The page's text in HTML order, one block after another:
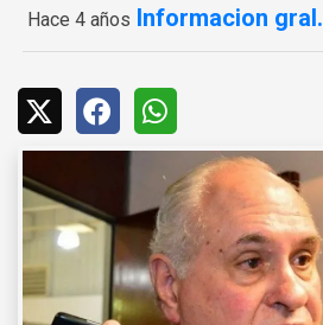
Hace 4 años Informacion gral.